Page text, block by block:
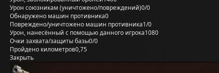
Урон союзникам (уничтожено/повреждений)0/0
Обнаружено машин противника0
Повреждено/уничтожено машин противника1/0
Урон, нанесённый с помощью данного игрока1080
Очки захвата/защиты базы0/0
Пройдено километров0,75
Закрыть